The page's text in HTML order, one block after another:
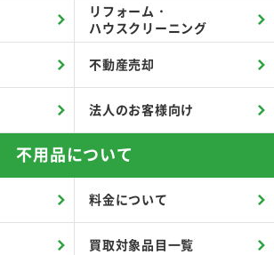
リフォーム・
ハウスクリーニング
不動産売却
法人のお客様向け
不用品について
料金について
買取対象品目一覧